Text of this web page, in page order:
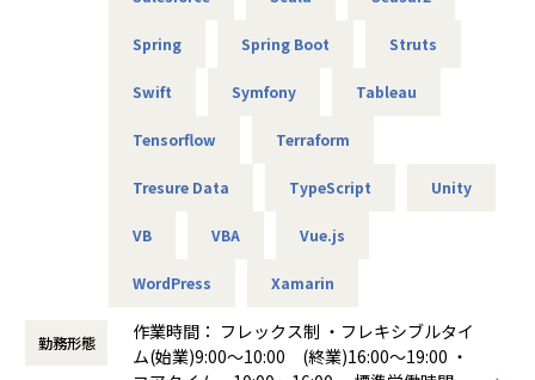
株式会社ストラテジーアンドパートナーの使命は明確です
— 「次世代に『人』と『事』を残すために、社会的意義のあ
る事業を創出すること」。
最先端技術を駆使して解決策を提供します。
私たちが開発する教育プラットフォーム「エレメンタルラ
AI技術を活用して「非認知能力」を高め、変化の激しい時代
値を持つのが、AIにはない人間特有の能力だからです。
忍耐力、協調性、批判的思考力、創造性といった能力は、ど
「また、90％以上のお客様から継続的にお取
の中島陸氏は胸を張って語っております。
Spring Spring Boot Struts
Swift Symfony Tableau
Tensorflow Terraform
Tresure Data TypeScript Unity
VB VBA Vue.js
WordPress Xamarin
勤務形態
作業時間： フレックス制 ・フレキシブルタイ
ム(始業)9:00～10:00 (終業)16:00～19:00 ・